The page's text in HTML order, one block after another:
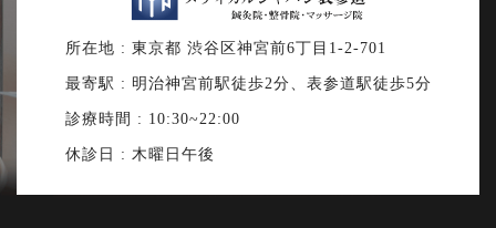
所在地 : 東京都 渋谷区神宮前6丁目1-2-701
最寄駅 : 明治神宮前駅徒歩2分、表参道駅徒歩5分
診療時間 : 10:30~22:00
休診日 : 木曜日午後